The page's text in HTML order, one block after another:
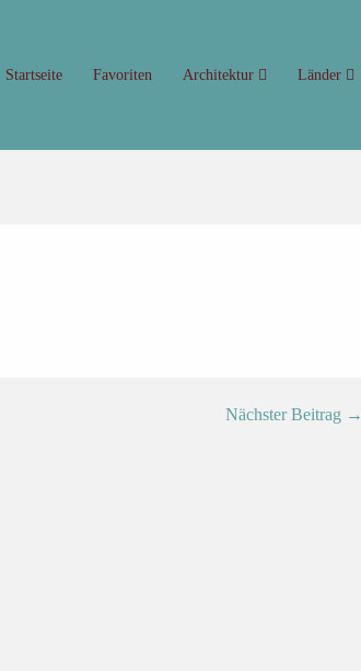
Startseite Favoriten Architektur Länder
Nächster Beitrag →